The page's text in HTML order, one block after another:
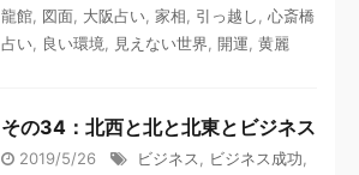
龍館, 図面, 大阪占い, 家相, 引っ越し, 心斎橋
占い, 良い環境, 見えない世界, 開運, 黄麗
その34：北西と北と北東とビジネス
2019/5/26 ビジネス, ビジネス成功,